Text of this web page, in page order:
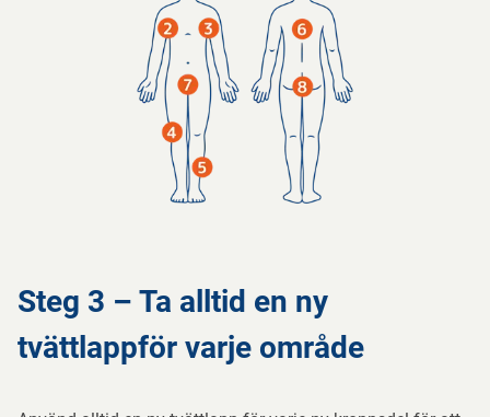
Steg 3 – Ta alltid en ny
tvättlappför varje område